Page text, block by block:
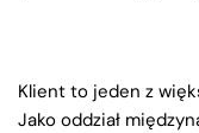
Klient to jeden z
Jako oddział